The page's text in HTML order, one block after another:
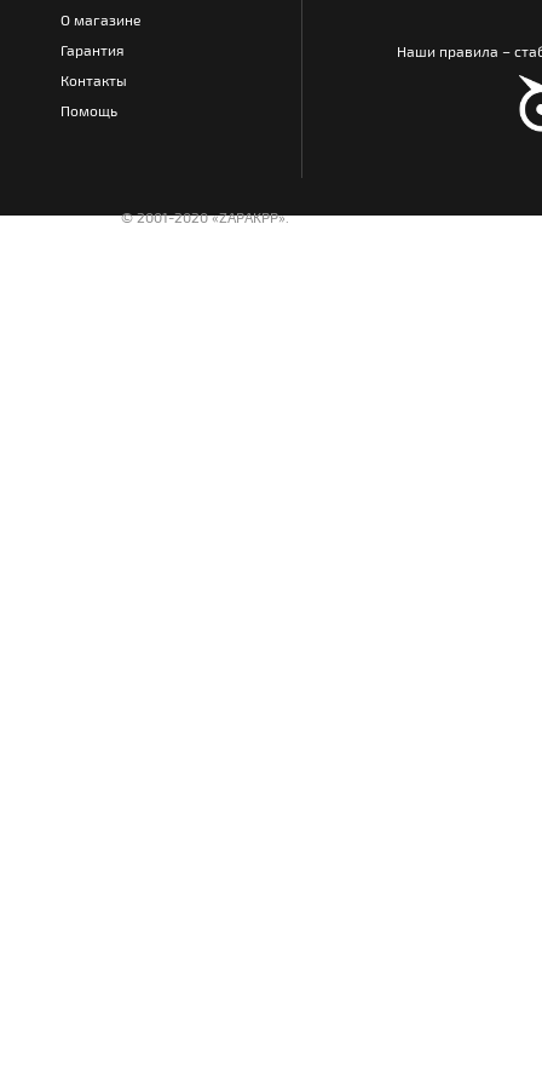
О магазине
Гарантия
Контакты
Помощь
Наши правила –
© 2001-2020 «ZAPAKPP».